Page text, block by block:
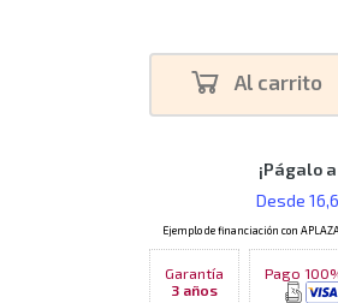
Al carrito
Garantía
3 años
Pago